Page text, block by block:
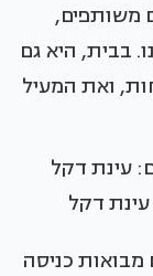
משותפים,
בבית, היא גם
ואת המעיל
עינת דקל
מבואות כניסה